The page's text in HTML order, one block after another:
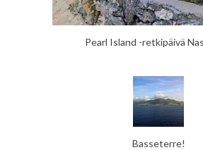
Pearl Island -retkipäivä
Basseterre!